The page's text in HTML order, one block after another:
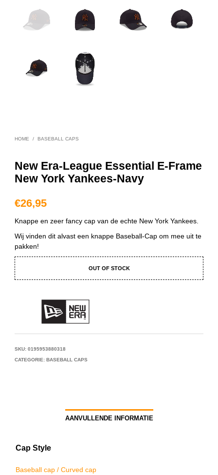
HOME / BASEBALL CAPS
New Era-League Essential E-Frame
New York Yankees-Navy
€26,95
Knappe en zeer fancy cap van de echte New York Yankees.
Wij vinden dit alvast een knappe Baseball-Cap om mee uit te
pakken!
OUT OF STOCK
SKU: 0195953880318
CATEGORIE: BASEBALL CAPS
AANVULLENDE INFORMATIE
Cap Style
Baseball cap / Curved cap